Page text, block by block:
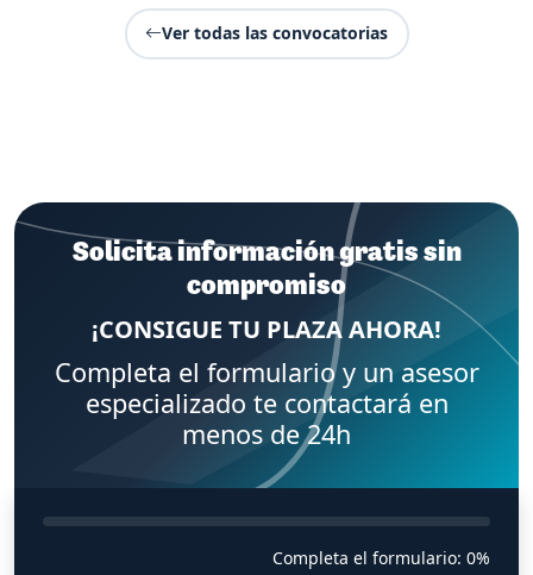
Ver todas las convocatorias
Solicita información gratis sin
compromiso
¡CONSIGUE TU PLAZA AHORA!
Completa el formulario y un asesor
especializado te contactará en
menos de 24h
Completa el formulario: 0%